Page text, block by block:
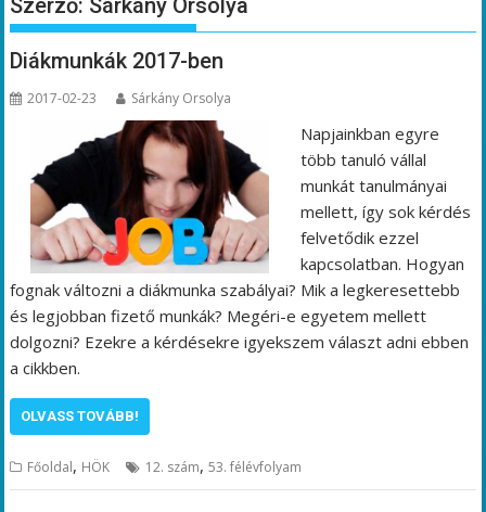
Szerző: Sárkány Orsolya
Diákmunkák 2017-ben
2017-02-23 Sárkány Orsolya
Napjainkban egyre
több tanuló vállal
munkát tanulmányai
mellett, így sok kérdés
felvetődik ezzel
kapcsolatban. Hogyan
fognak változni a diákmunka szabályai? Mik a legkeresettebb
és legjobban fizető munkák? Megéri-e egyetem mellett
dolgozni? Ezekre a kérdésekre igyekszem választ adni ebben
a cikkben.
OLVASS TOVÁBB!
Főoldal, HÖK 12. szám,53. félévfolyam